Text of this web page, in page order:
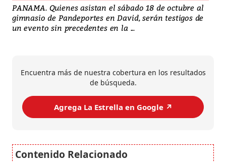
PANAMA. Quienes asistan el sábado 18 de octubre al
gimnasio de Pandeportes en David, serán testigos de
un evento sin precedentes en la ...
Encuentra más de nuestra cobertura en los resultados
de búsqueda.
Agrega La Estrella en Google ↗️